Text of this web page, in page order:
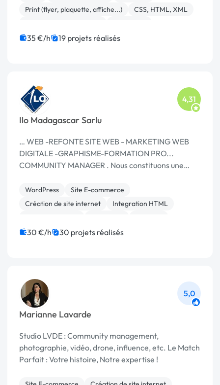
Print (flyer, plaquette, affiche...)
CSS, HTML, XML
35 €/h 19 projets réalisés
Ilo Madagascar Sarlu
4,31
… WEB -REFONTE SITE WEB - MARKETING WEB
DIGITALE -GRAPHISME-FORMATION PRO...
COMMUNITY MANAGER . Nous constituons une
WordPress
Site E-commerce
Création de site internet
Integration HTML
WooCommerce
Migration ou refonte de site
30 €/h 30 projets réalisés
Marianne Lavarde
5,0
Studio LVDE : Community management,
photographie, vidéo, drone, influence, etc. Le Match
Parfait : Votre histoire, Notre expertise !